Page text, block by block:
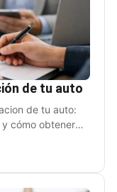
de tu auto
de tu auto:
cómo obtener